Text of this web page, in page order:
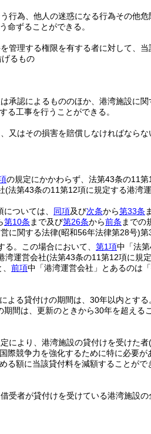
行為、他人の迷惑になる行為その他
命ずることができる。
理する権限を有する者に対して、
るもの
承認によるもののほか、港湾施設に
る工事を行うことができる。
又はその損害を賠償しなければならな
の規定にかかわらず、法第43条の11第
(法第43条の11第12項に規定する港湾
ついては、 同項及び次条から第33条
第10条 まで及び第26条から前条 までの
に関する法律(昭和56年法律第28号)第
。 この場合において、 第1項中「法
湾運営会社(法第43条の11第12項に規
前項中「港湾運営会社」とあるのは
よる貸付けの期間は、30年以内とする
期間は、更新のときから30年を超える
により、港湾施設の貸付けを受けた者
際競争力を強化するために特に必要が
る額に当該貸付料を減額することがで
受者が貸付けを受けている港湾施設